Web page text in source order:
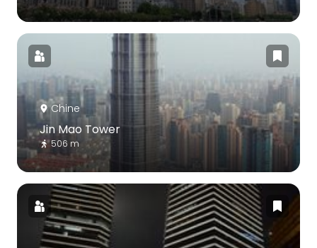
Chine
Jin Mao Tower
506 m